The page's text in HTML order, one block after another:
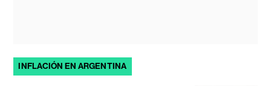
INFLACIÓN EN ARGENTINA